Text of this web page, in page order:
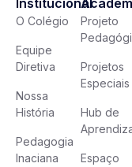
Institucional
O Colégio
Equipe
Diretiva
Nossa
História
Pedagogia
Inaciana
Projeto
Projetos
Especiais
Hub de
Espaço